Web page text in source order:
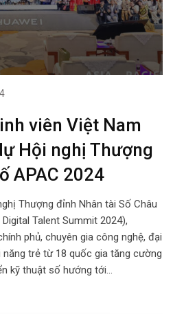
viên Việt Nam
Hội nghị Thượng
APAC 2024
Thượng đỉnh Nhân tài Số Châu
Talent Summit 2024),
phủ, chuyên gia công nghệ, đại
trẻ từ 18 quốc gia tăng cường
kỹ thuật số hướng tới…